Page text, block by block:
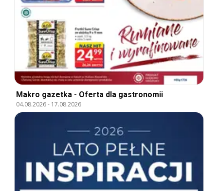
Makro gazetka - Oferta dla gastronomii
04.08.2026- 17.08.2026